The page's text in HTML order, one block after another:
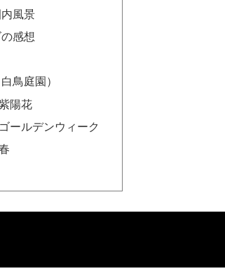
風景
感想
鳥庭園）
陽花
ールデンウィーク